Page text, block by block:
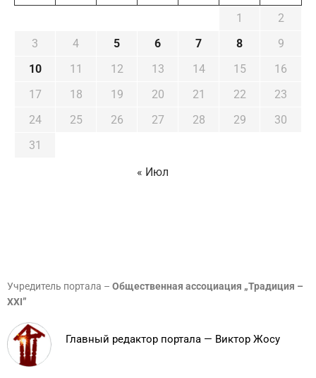
1
2
3
4 5 6 7 8
9
10
11 12 13 14 15
16
17
18 19 20 21 22
23
24
25 26 27 28 29
30
31
« Июл
Учредитель портала – Общественная ассоциация „Традиция –
XXI”
Главный редактор портала — Виктор Жосу